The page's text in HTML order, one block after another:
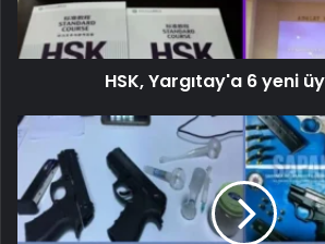
HSK, Yargıtay'a 6 yeni